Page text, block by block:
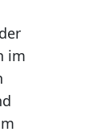
im